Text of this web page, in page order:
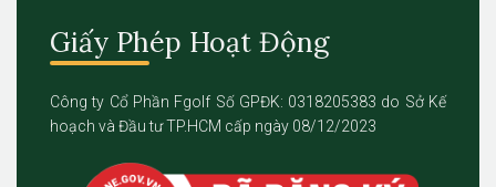
Giấy Phép Hoạt Động
Công ty Cổ Phần Fgolf Số GPĐK: 0318205383 do Sở Kế
hoạch và Đầu tư TP.HCM cấp ngày 08/12/2023